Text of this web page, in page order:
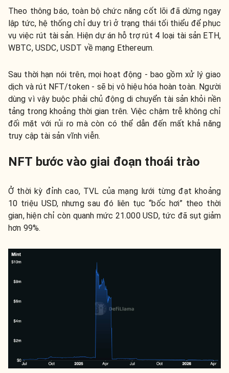
Theo thông báo, toàn bộ chức năng cốt lõi đã dừng ngay
lập tức, hệ thống chỉ duy trì ở trạng thái tối thiểu để phục
vụ việc rút tài sản. Hiện dự án hỗ trợ rút 4 loại tài sản ETH,
WBTC, USDC, USDT về mạng Ethereum.
Sau thời hạn nói trên, mọi hoạt động - bao gồm xử lý giao
dịch và rút NFT/token - sẽ bị vô hiệu hóa hoàn toàn. Người
dùng vì vậy buộc phải chủ động di chuyển tài sản khỏi nền
tảng trong khoảng thời gian trên. Việc chậm trễ không chỉ
đối mặt với rủi ro mà còn có thể dẫn đến mất khả năng
truy cập tài sản vĩnh viễn.
NFT bước vào giai đoạn thoái trào
Ở thời kỳ đỉnh cao, TVL của mạng lưới từng đạt khoảng
10 triệu USD, nhưng sau đó liên tục “bốc hơi” theo thời
gian, hiện chỉ còn quanh mức 21.000 USD, tức đã sụt giảm
hơn 99%.